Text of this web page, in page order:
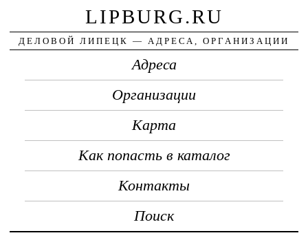
LIPBURG.RU
ДЕЛОВОЙ ЛИПЕЦК — АДРЕСА, ОРГАНИЗАЦИИ
Адреса
Организации
Карта
Как попасть в каталог
Контакты
Поиск